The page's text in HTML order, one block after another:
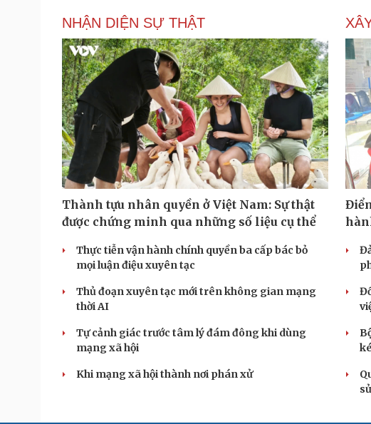
NHẬN DIỆN SỰ THẬT
Thành tựu nhân quyền ở Việt Nam: Sự thật
được chứng minh qua những số liệu cụ thể
Thực tiễn vận hành chính quyền ba cấp bác bỏ
mọi luận điệu xuyên tạc
Thủ đoạn xuyên tạc mới trên không gian mạng
thời AI
Tự cảnh giác trước tâm lý đám đông khi dùng
mạng xã hội
Khi mạng xã hội thành nơi phán xử